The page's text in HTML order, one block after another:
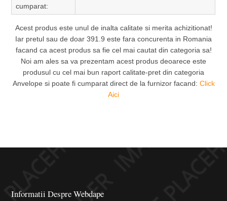
cumparat:
Acest produs este unul de inalta calitate si merita achizitionat!
Iar pretul sau de doar 391.9 este fara concurenta in Romania
facand ca acest produs sa fie cel mai cautat din categoria sa!
Noi am ales sa va prezentam acest produs deoarece este
produsul cu cel mai bun raport calitate-pret din categoria
Anvelope si poate fi cumparat direct de la furnizor facand: Click
Aici
Informatii Despre Webdape